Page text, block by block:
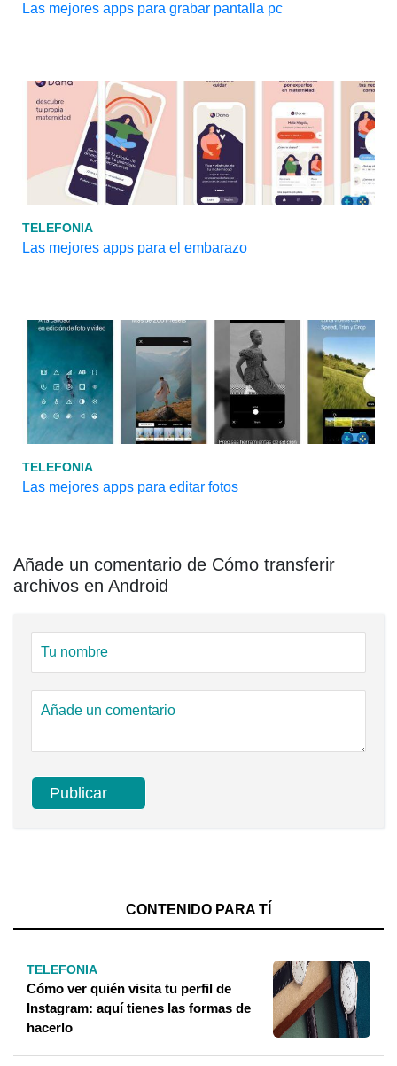
Las mejores apps para grabar pantalla pc
TELEFONIA
Las mejores apps para el embarazo
TELEFONIA
Las mejores apps para editar fotos
Añade un comentario de Cómo transferir
archivos en Android
CONTENIDO PARA TÍ
TELEFONIA
Cómo ver quién visita tu perfil de
Instagram: aquí tienes las formas de
hacerlo